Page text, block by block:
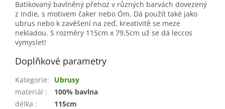
Batikovaný bavlněný přehoz v různých barvách dovezený
z Indie, s motivem čaker nebo Óm. Dá použít také jako
ubrus nebo k zavěšení na zeď, kreativitě se meze
nekladou. S rozměry 115cm x 79,5cm už se dá leccos
vymyslet!
Doplňkové parametry
Kategorie:
Ubrusy
materiál :
100% bavlna
délka :
115cm